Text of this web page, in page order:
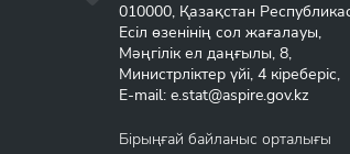
010000, Қазақстан
Есіл өзенінің сол жағалауы,
Мәңгілік ел даңғылы, 8,
Министрліктер үйі, 4 кіреберіс,
E-mail: e.stat@aspire.gov.kz
Бірыңғай байланыс орталығы